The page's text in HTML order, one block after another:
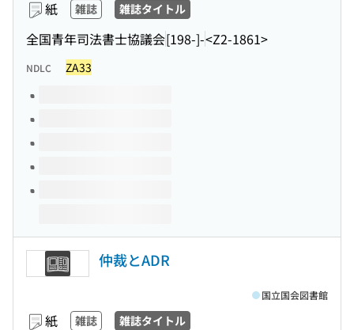
紙 雑誌 雑誌タイトル
全国青年司法書士協議会[198-]-<Z2-1861>
NDLC ZA33
このタイトルの巻号
仲裁とADR
紙 雑誌 雑誌タイトル
国立国会図書館